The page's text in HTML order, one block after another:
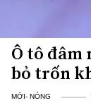
Ô tô
bỏ trốn
MỚI- NÓNG